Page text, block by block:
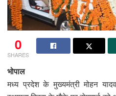
0
SHARES
भोपाल
मध्य प्रदेश के मुख्यमंत्री मोहन यादव